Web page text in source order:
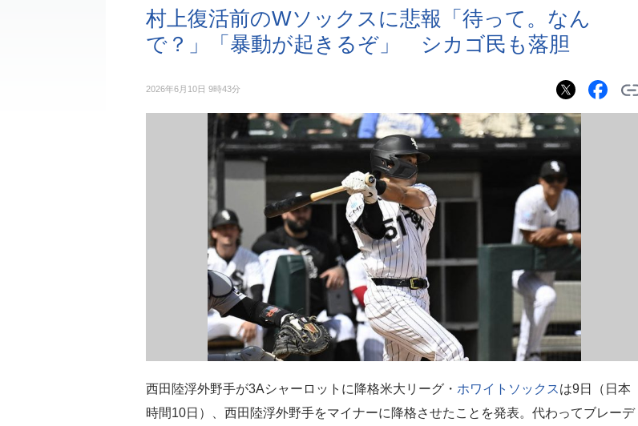
村上復活前のWソックスに悲報「待って。なん
で？」「暴動が起きるぞ」 シカゴ民も落胆
2026年6月10日 9時43分
西田陸浮外野手が3Aシャーロットに降格米大リーグ・ ホワイトソックスは9日（日本
時間10日）、西田陸浮外野手をマイナーに降格させたことを発表。代わってブレーデ